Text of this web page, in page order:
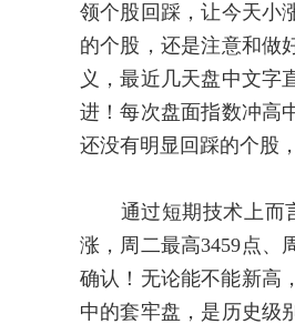
领个股回踩，让今天小
的个股，还是注意和做
义，最近几天盘中文字
进！每次盘面指数冲高
还没有明显回踩的个股
通过短期技术上而言
涨，周二最高3459点、
确认！无论能不能新高
中的套牢盘，是历史级